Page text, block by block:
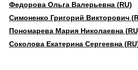
Федорова Ольга Валерьевна (RU)
Симоненко Григорий Викторович
Пономарева Мария Николаевна
Соколова Екатерина Сергеевна